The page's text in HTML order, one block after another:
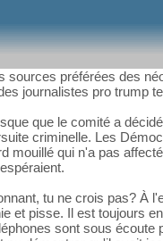
sources préférées des
journalistes pro trump
que le comité a
criminelle. Les
mouillé qui n'a pas
tu ne crois pas? À
et pisse. Il est toujours
sont sous écoute